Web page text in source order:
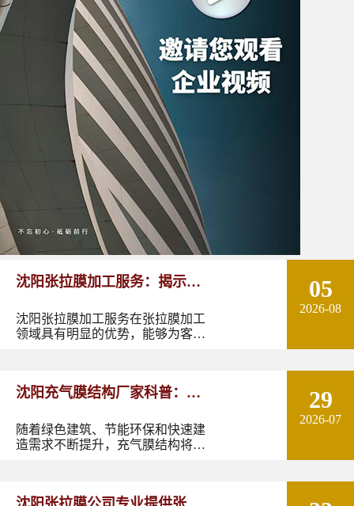
沈阳张拉膜加工服务：揭示张
拉膜加工的实用优势
沈阳张拉膜加工服务在张拉膜加工
领域具有明显的优势，能够为客户
发出独特的魅力。
05
2026-08
沈阳充气膜结构厂家科普：了
解充气膜建筑优势、价格及应
用领域
随着绿色建筑、节能环保和快速建
造需求不断提升，充气膜结构将在
29
2026-07